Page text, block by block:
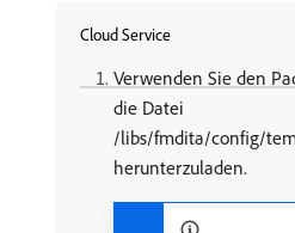
Cloud Service
Verwenden Sie den
die Datei
/libs/fmdita/config/
herunterzuladen.